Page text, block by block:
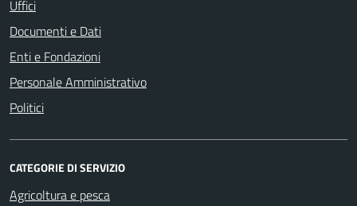
Uffici
Documenti e Dati
Enti e Fondazioni
Personale Amministrativo
Politici
CATEGORIE DI SERVIZIO
Agricoltura e pesca